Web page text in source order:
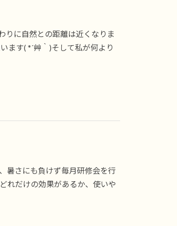
りに自然との距離は近くなりま
ます( *´艸｀)そして私が何より
暑さにも負けず毎月研修会を行
れだけの効果があるか、使いや